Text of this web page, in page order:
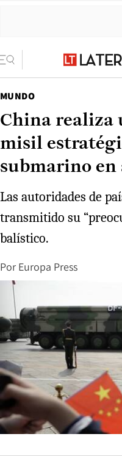
MUNDO
China realiza
misil
submarino en
Las autoridades de
transmitido su
balístico.
Por Europa Press